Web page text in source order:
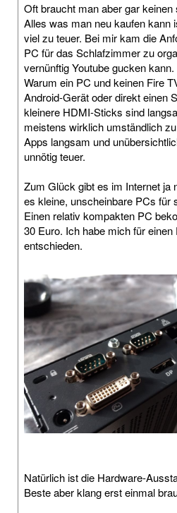
Oft braucht man aber gar
Alles was man neu kaufen kann
viel zu teuer. Bei mir kam die
PC für das Schlafzimmer zu
vernünftig Youtube gucken kann.
Warum ein PC und keinen Fire
Android-Gerät oder direkt einen
kleinere HDMI-Sticks sind
meistens wirklich umständlich
Apps langsam und
unnötig teuer.
Zum Glück gibt es im Internet ja
es kleine, unscheinbare PCs für
Einen relativ kompakten PC
30 Euro. Ich habe mich für einen
entschieden.
Natürlich ist die Hardware-
Beste aber klang erst einmal